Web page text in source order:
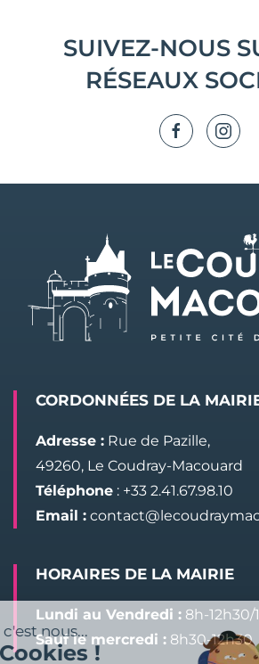
SUIVEZ-NOUS
RÉSEAUX
CORDONNÉES DE LA
Adresse : Rue de Pazille,
49260, Le Coudray-Macouard
Téléphone : +33 2.41.67.98.10
Email :
HORAIRES DE LA MAIRIE
Lundi au Vendredi : 8h-12h30/
Sauf le mercredi : 8h30-12h30
Salut c'est nous...
les Cookies !